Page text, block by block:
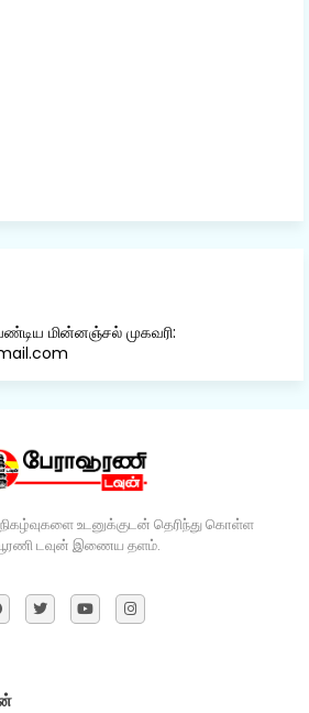
மின்னஞ்சல் முகவரி:
நிகழ்வுகளை உடனுக்குடன் தெரிந்து கொள்ள
டவுன் இணைய தளம்.